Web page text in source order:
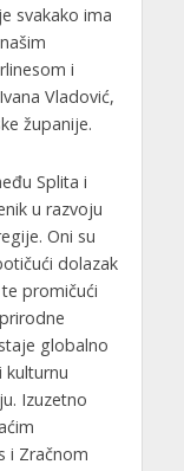
svakako ima
i
Vladović,
županije.
Splita i
u razvoju
Oni su
dolazak
promičući
globalno
kulturnu
Izuzetno
i Zračnom